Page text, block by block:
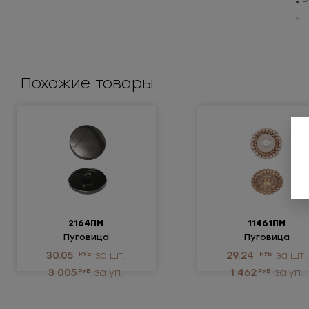
•
Похожие товары
2164ПМ
Пуговица
металлическая
30.05 РУБ за шт.
3 005 РУБ за уп.
11461ПМ
Пуговица
металлическая
29.24 РУБ за шт.
1 462 РУБ за уп.